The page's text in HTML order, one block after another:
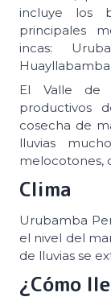
incluye los
principales
incas:
El Valle de
productivos
cosecha de
lluvias
melocotones,
Clima
Urubamba
el nivel del
de lluvias se
¿Cómo